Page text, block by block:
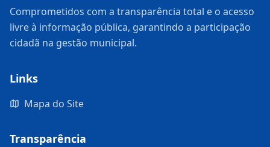
Comprometidos com a transparência total e o acesso
livre à informação pública, garantindo a participação
cidadã na gestão municipal.
Links
Mapa do Site
Transparência